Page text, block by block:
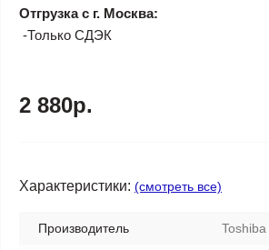
Отгрузка с г. Москва:
-Только СДЭК
2 880р.
Характеристики: (смотреть все)
Производитель Toshiba